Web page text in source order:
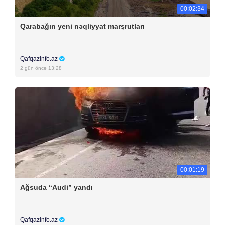
00:02:34
Qarabağın yeni nəqliyyat marşrutları
Qafqazinfo.az
2 gün öncə 13:28
00:01:19
Ağsuda “Audi” yandı
Qafqazinfo.az